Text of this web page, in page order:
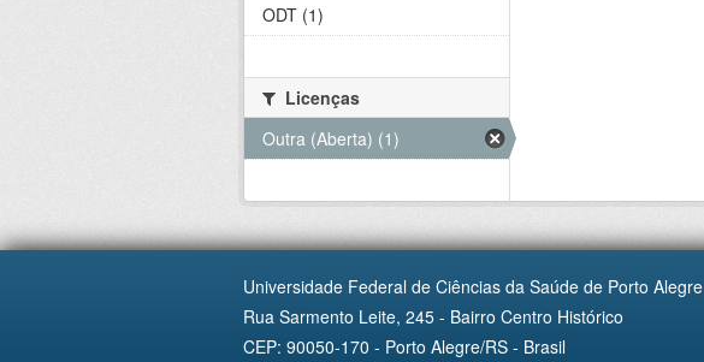
ODT (1)
Licenças
Outra (Aberta) (1)
Universidade Federal de Ciências da Saúde de Porto Alegre
Rua Sarmento Leite, 245 - Bairro Centro Histórico
CEP: 90050-170 - Porto Alegre/RS - Brasil